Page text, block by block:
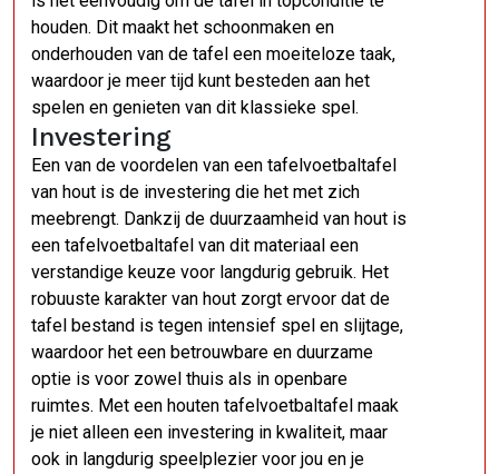
houden. Dit maakt het schoonmaken en
onderhouden van de tafel een moeiteloze taak,
waardoor je meer tijd kunt besteden aan het
spelen en genieten van dit klassieke spel.
Investering
Een van de voordelen van een tafelvoetbaltafel
van hout is de investering die het met zich
meebrengt. Dankzij de duurzaamheid van hout is
een tafelvoetbaltafel van dit materiaal een
verstandige keuze voor langdurig gebruik. Het
robuuste karakter van hout zorgt ervoor dat de
tafel bestand is tegen intensief spel en slijtage,
waardoor het een betrouwbare en duurzame
optie is voor zowel thuis als in openbare
ruimtes. Met een houten tafelvoetbaltafel maak
je niet alleen een investering in kwaliteit, maar
ook in langdurig speelplezier voor jou en je